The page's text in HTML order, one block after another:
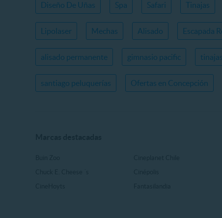
Diseño De Uñas Spa Safari Tinajas
Lipolaser Mechas Alisado Escapada
alisado permanente gimnasio pacific
santiago peluquerías Ofertas en Concepción